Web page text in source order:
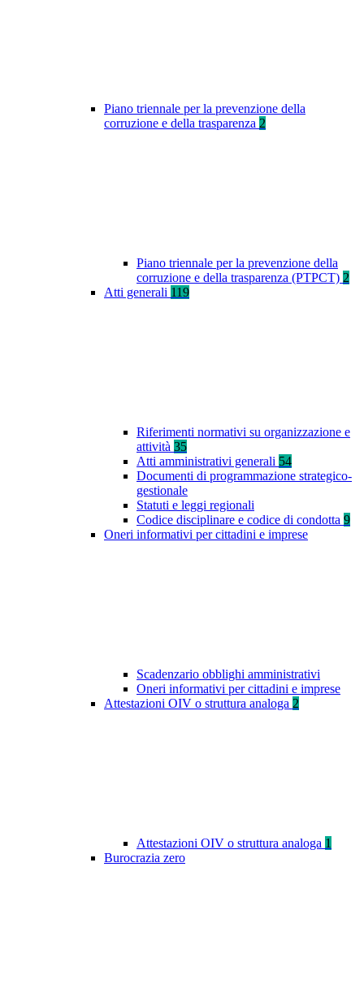
Piano triennale per la prevenzione della
corruzione e della trasparenza 2
Piano triennale per la prevenzione della
corruzione e della trasparenza (PTPCT) 2
Atti generali 119
Riferimenti normativi su organizzazione e
attività 35
Atti amministrativi generali 54
Documenti di programmazione strategico-
gestionale
Statuti e leggi regionali
Codice disciplinare e codice di condotta 9
Oneri informativi per cittadini e imprese
Scadenzario obblighi amministrativi
Oneri informativi per cittadini e imprese
Attestazioni OIV o struttura analoga 2
Attestazioni OIV o struttura analoga 1
Burocrazia zero